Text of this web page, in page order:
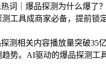
词｜爆品探测为什么爆了？
工具成商家必备，提前锁
测相关内容播放量突破35
势。AI驱动的爆品探测工